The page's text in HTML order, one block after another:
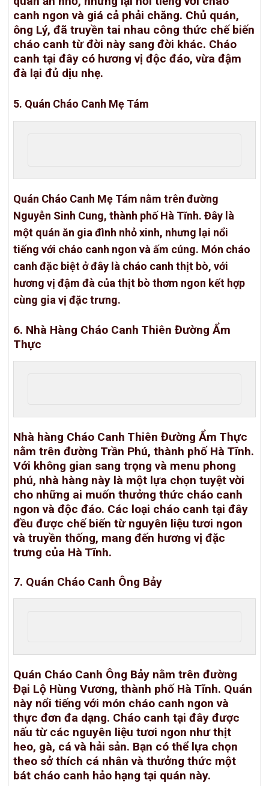
canh ngon và giá cả phải chăng. Chủ quán,
ông Lý, đã truyền tai nhau công thức chế biến
cháo canh từ đời này sang đời khác. Cháo
canh tại đây có hương vị độc đáo, vừa đậm
đà lại đủ dịu nhẹ.
5. Quán Cháo Canh Mẹ Tám
Quán Cháo Canh Mẹ Tám nằm trên đường
Nguyễn Sinh Cung, thành phố Hà Tĩnh. Đây là
một quán ăn gia đình nhỏ xinh, nhưng lại nổi
tiếng với cháo canh ngon và ấm cúng. Món cháo
canh đặc biệt ở đây là cháo canh thịt bò, với
hương vị đậm đà của thịt bò thơm ngon kết hợp
cùng gia vị đặc trưng.
6. Nhà Hàng Cháo Canh Thiên Đường Ẩm
Thực
Nhà hàng Cháo Canh Thiên Đường Ẩm Thực
nằm trên đường Trần Phú, thành phố Hà Tĩnh.
Với không gian sang trọng và menu phong
phú, nhà hàng này là một lựa chọn tuyệt vời
cho những ai muốn thưởng thức cháo canh
ngon và độc đáo. Các loại cháo canh tại đây
đều được chế biến từ nguyên liệu tươi ngon
và truyền thống, mang đến hương vị đặc
trưng của Hà Tĩnh.
7. Quán Cháo Canh Ông Bảy
Quán Cháo Canh Ông Bảy nằm trên đường
Đại Lộ Hùng Vương, thành phố Hà Tĩnh. Quán
này nổi tiếng với món cháo canh ngon và
thực đơn đa dạng. Cháo canh tại đây được
nấu từ các nguyên liệu tươi ngon như thịt
heo, gà, cá và hải sản. Bạn có thể lựa chọn
theo sở thích cá nhân và thưởng thức một
bát cháo canh hảo hạng tại quán này.